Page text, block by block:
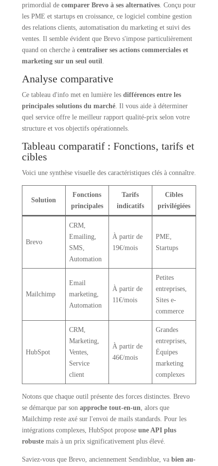
primordial de comparer Brevo à ses alternatives. Conçu pour
les PME et startups en croissance, ce logiciel combine gestion
des relations clients, automatisation du marketing et suivi des
ventes. Il semble évident que Brevo s'impose particulièrement
quand on cherche à centraliser ses actions commerciales et
marketing sur un seul outil
Analyse comparative
Ce tableau d'info met en lumière les différences entre les
principales solutions du marché. Il vous aide à déterminer
quel service offre le meilleur rapport qualité-prix selon votre
structure et vos objectifs opérationnels.
Tableau comparatif : Fonctions, tarifs et
cibles
Voici une synthèse visuelle des caractéristiques clés à connaître.
Solution
Fonctions
principales
Tarifs
indicatifs
Cibles
privilégiées
Brevo
CRM,
Emailing,
SMS,
Automation
À partir de
19€/mois
PME,
Startups
Mailchimp
Email
marketing,
Automation
À partir de
11€/mois
Petites
entreprises,
Sites e-
commerce
HubSpot
CRM,
Marketing,
Ventes,
Service
client
À partir de
46€/mois
Grandes
entreprises,
Équipes
marketing
complexes
Notons que chaque outil présente des forces distinctes. Brevo
se démarque par son approche tout-en-un , alors que
Mailchimp reste axé sur l'envoi de mails standards. Pour les
intégrations complexes, HubSpot propose une API plus
robustemais à un prix significativement plus élevé.
Saviez-vous que Brevo, anciennement Sendinblue, va bien au-